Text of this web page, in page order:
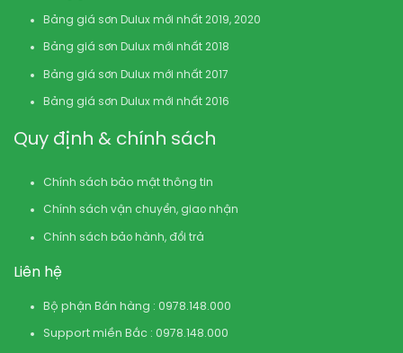
Bảng giá sơn Dulux mới nhất 2019, 2020
Bảng giá sơn Dulux mới nhất 2018
Bảng giá sơn Dulux mới nhất 2017
Bảng giá sơn Dulux mới nhất 2016
Quy định & chính sách
Chính sách bảo mật thông tin
Chính sách vận chuyển, giao nhận
Chính sách bảo hành, đổi trả
Liên hệ
Bộ phận Bán hàng : 0978.148.000
Support miền Bắc : 0978.148.000